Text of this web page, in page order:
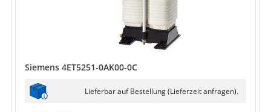
Siemens 4ET5251-0AK00-0C
Lieferbar auf Bestellung (Lieferzeit anfragen).